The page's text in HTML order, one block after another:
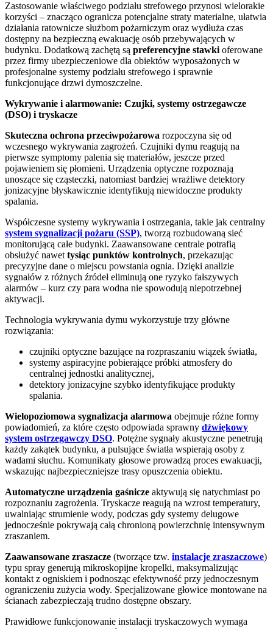
Zastosowanie właściwego podziału strefowego przynosi wielorakie
korzyści – znacząco ogranicza potencjalne straty materialne, ułatwia
działania ratownicze służbom pożarniczym oraz wydłuża czas
dostępny na bezpieczną ewakuację osób przebywających w
budynku. Dodatkową zachętą są preferencyjne stawki oferowane
przez firmy ubezpieczeniowe dla obiektów wyposażonych w
profesjonalne systemy podziału strefowego i sprawnie
funkcjonujące drzwi dymoszczelne.
Wykrywanie i alarmowanie: Czujki, systemy ostrzegawcze
(DSO) i tryskacze
Skuteczna ochrona przeciwpożarowa rozpoczyna się od
wczesnego wykrywania zagrożeń. Czujniki dymu reagują na
pierwsze symptomy palenia się materiałów, jeszcze przed
pojawieniem się płomieni. Urządzenia optyczne rozpoznają
unoszące się cząsteczki, natomiast bardziej wrażliwe detektory
jonizacyjne błyskawicznie identyfikują niewidoczne produkty
spalania.
Współczesne systemy wykrywania i ostrzegania, takie jak centralny
system sygnalizacji pożaru (SSP), tworzą rozbudowaną sieć
monitorującą całe budynki. Zaawansowane centrale potrafią
obsłużyć nawet tysiąc punktów kontrolnych, przekazując
precyzyjne dane o miejscu powstania ognia. Dzięki analizie
sygnałów z różnych źródeł eliminują one ryzyko fałszywych
alarmów – kurz czy para wodna nie spowodują niepotrzebnej
aktywacji.
Technologia wykrywania dymu wykorzystuje trzy główne
rozwiązania:
czujniki optyczne bazujące na rozpraszaniu wiązek światła,
systemy aspiracyjne pobierające próbki atmosfery do
centralnej jednostki analitycznej,
detektory jonizacyjne szybko identyfikujące produkty
spalania.
Wielopoziomowa sygnalizacja alarmowa obejmuje różne formy
powiadomień, za które często odpowiada sprawny dźwiękowy
system ostrzegawczy DSO. Potężne sygnały akustyczne penetrują
każdy zakątek budynku, a pulsujące światła wspierają osoby z
wadami słuchu. Komunikaty głosowe prowadzą proces ewakuacji,
wskazując najbezpieczniejsze trasy opuszczenia obiektu.
Automatyczne urządzenia gaśnicze aktywują się natychmiast po
rozpoznaniu zagrożenia. Tryskacze reagują na wzrost temperatury,
uwalniając strumienie wody, podczas gdy systemy delugowe
jednocześnie pokrywają całą chronioną powierzchnię intensywnym
zraszaniem.
Zaawansowane zraszacze (tworzące tzw. instalacje zraszaczowe)
typu spray generują mikroskopijne kropelki, maksymalizując
kontakt z ogniskiem i podnosząc efektywność przy jednoczesnym
ograniczeniu zużycia wody. Specjalizowane głowice montowane na
ścianach zabezpieczają trudno dostępne obszary.
Prawidłowe funkcjonowanie instalacji tryskaczowych wymaga